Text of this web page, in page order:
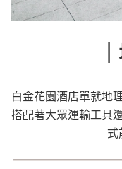
白金花園酒店單就地
搭配著大眾運輸工具
式